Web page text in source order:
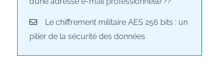
Le chiffrement militaire AES 256 bits : un
pilier de la sécurité des données